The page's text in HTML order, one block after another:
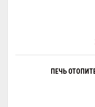
ПЕЧЬ